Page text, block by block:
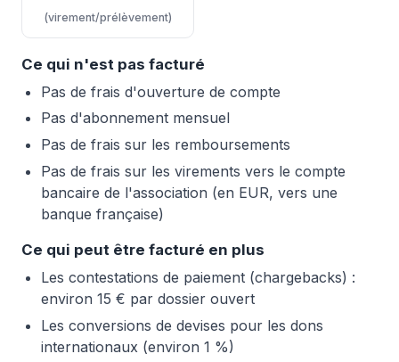
(virement/prélèvement)
Ce qui n'est pas facturé
Pas de frais d'ouverture de compte
Pas d'abonnement mensuel
Pas de frais sur les remboursements
Pas de frais sur les virements vers le compte
bancaire de l'association (en EUR, vers une
banque française)
Ce qui peut être facturé en plus
Les contestations de paiement (chargebacks) :
environ 15 € par dossier ouvert
Les conversions de devises pour les dons
internationaux (environ 1 %)